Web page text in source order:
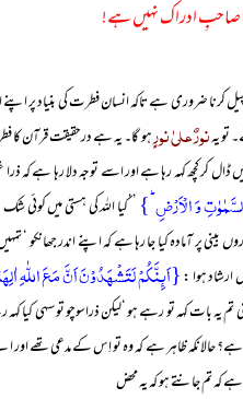
صاحبِ ادراک نہیں ہے!
ہے تاکہ انسان فطرت کی بنیاد پر اپنے
تو یہنورٌ علیٰ نورٍہو گا۔ یہ ہے درحقیقت قرآن کا
کچھ کہہ رہا ہے اور اسے توجہ دلا رہا ہے کہ ذرا
وَ الۡاَرۡضِ ؕ} ’’کیا اللہ کی ہستی میں کوئی
پر آمادہ کیا جا رہا ہے کہ اپنے اندر جھانکو ‘
{اَئِنَّکُمۡ لَتَشۡہَدُوۡنَ اَنَّ مَعَ اللّٰہِ
یہ بات کہہ تو رہے ہو ‘لیکن ذراسوچو تو سہی کیا
ہے؟ حالانکہ ظاہر ہے کہ وہ تو اِس کے مدعی تھے
کہ تم جانتے ہو کہ یہ محض